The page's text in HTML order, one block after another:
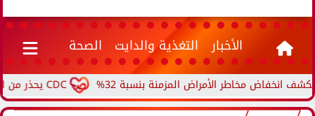
الأخبار التغذية والدايت الصحة
CDC يحذر من ارتفاع حالات حمى الأرانب.. مرض نادر ينتقل من الحيوانات... مخاطر الأمراض المزمنة بنسبة 32%